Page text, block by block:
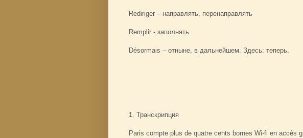
Rediriger – направлять, перенаправлять
Remplir - заполнять
Désormais – отныне, в дальнейшем. Здесь: теперь.
1. Транскрипция
Paris compte plus de quatre cents bornes Wi-fi en accès